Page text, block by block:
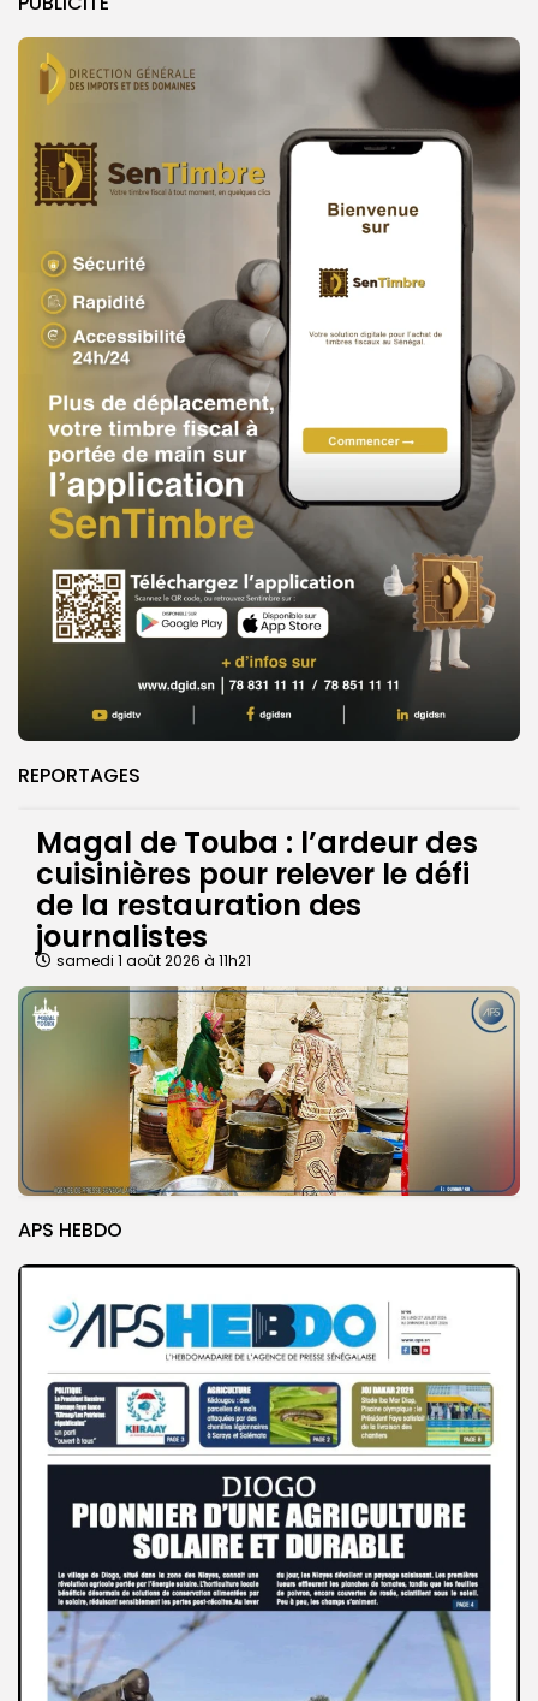
REPORTAGES
Magal de Touba : l’ardeur des
cuisinières pour relever le défi
de la restauration des
journalistes
samedi 1 août 2026 à 11h21
APS HEBDO